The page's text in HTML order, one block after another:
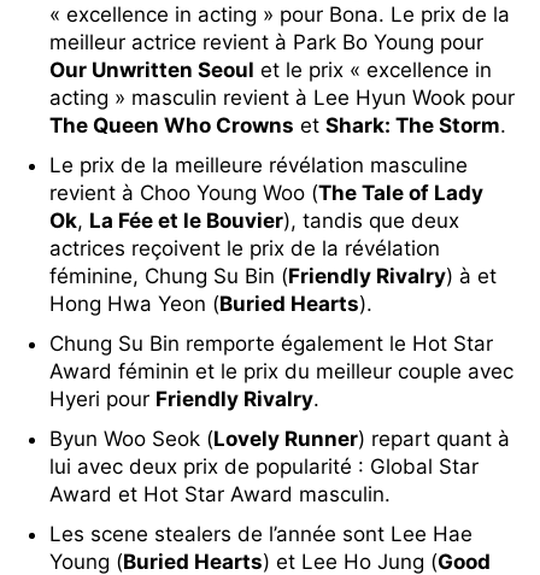
« excellence in acting » pour Bona. Le prix de la
meilleur actrice revient à Park Bo Young pour
Our Unwritten Seoul et le prix « excellence in
acting » masculin revient à Lee Hyun Wook pour
The Queen Who Crowns et Shark: The Storm.
Le prix de la meilleure révélation masculine
revient à Choo Young Woo (The Tale of Lady
Ok, La Fée et le Bouvier), tandis que deux
actrices reçoivent le prix de la révélation
féminine, Chung Su Bin (Friendly Rivalry) à et
Hong Hwa Yeon (Buried Hearts).
Chung Su Bin remporte également le Hot Star
Award féminin et le prix du meilleur couple avec
Hyeri pour Friendly Rivalry.
Byun Woo Seok (Lovely Runner) repart quant à
lui avec deux prix de popularité : Global Star
Award et Hot Star Award masculin.
Les scene stealers de l’année sont Lee Hae
Young (Buried Hearts) et Lee Ho Jung (Good